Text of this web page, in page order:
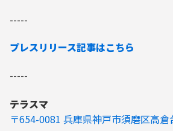
-----
プレスリリース記事はこちら
-----
テラスマ
〒654-0081 兵庫県神戸市須磨区高